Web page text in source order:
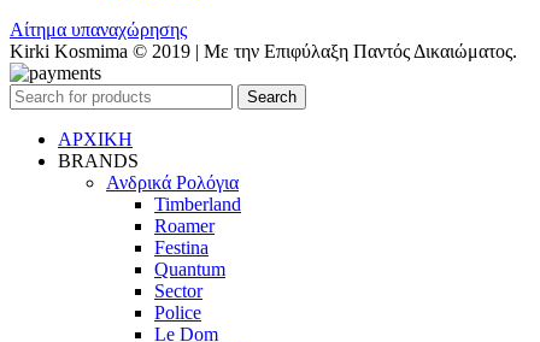
Αίτημα υπαναχώρησης
Kirki Kosmima © 2019 | Με την Επιφύλαξη Παντός Δικαιώματος.
Search
ΑΡΧΙΚΗ
BRANDS
Ανδρικά Ρολόγια
Timberland
Roamer
Festina
Quantum
Sector
Police
Le Dom